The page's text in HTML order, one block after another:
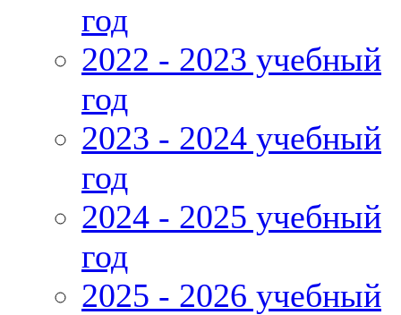
год
2022 - 2023 учебный
год
2023 - 2024 учебный
год
2024 - 2025 учебный
год
2025 - 2026 учебный